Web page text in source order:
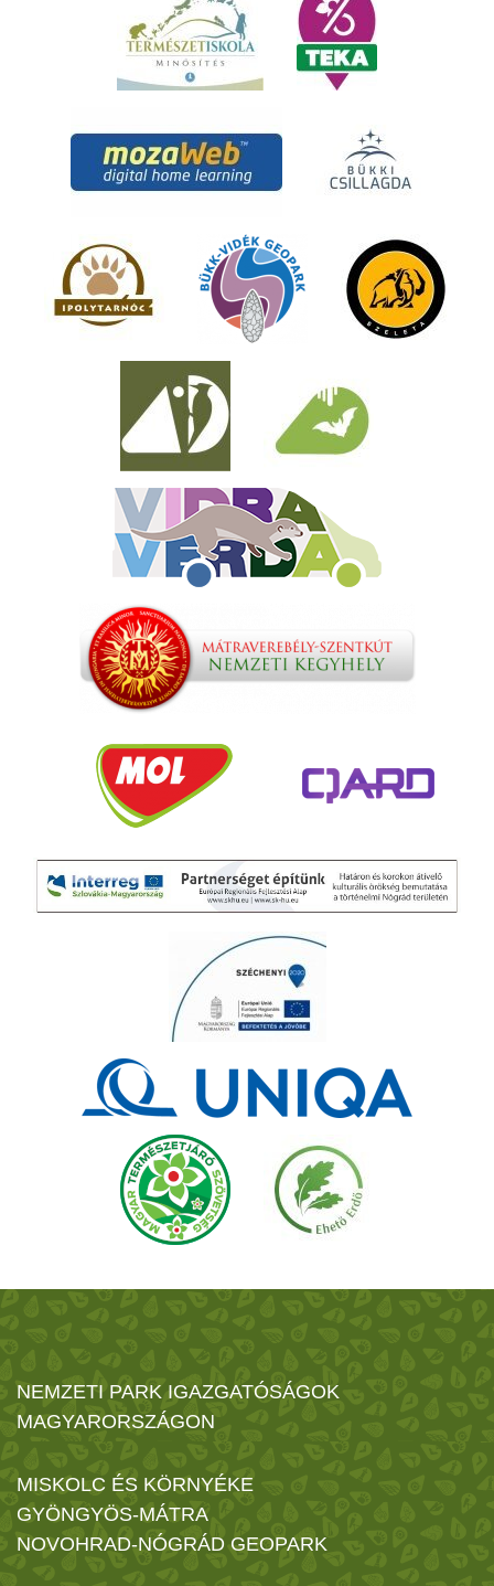
NEMZETI PARK IGAZGATÓSÁGOK
MAGYARORSZÁGON
MISKOLC ÉS KÖRNYÉKE
GYÖNGYÖS-MÁTRA
NOVOHRAD-NÓGRÁD GEOPARK